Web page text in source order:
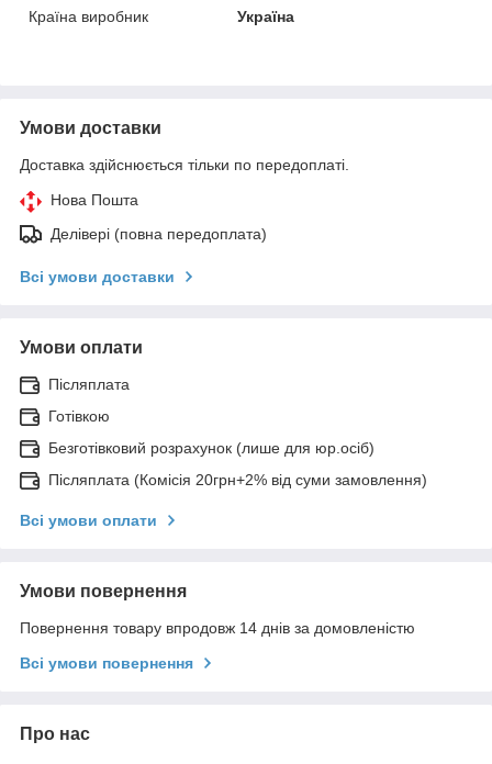
Країна виробник
Україна
Умови доставки
Доставка здійснюється тільки по передоплаті.
Нова Пошта
Делівері (повна передоплата)
Всі умови доставки
Умови оплати
Післяплата
Готівкою
Безготівковий розрахунок (лише для юр.осіб)
Післяплата (Комісія 20грн+2% від суми замовлення)
Всі умови оплати
Умови повернення
Повернення товару впродовж 14 днів за домовленістю
Всі умови повернення
Про нас